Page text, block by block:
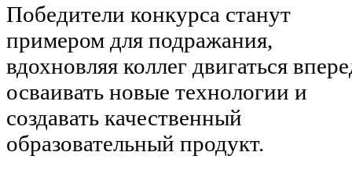
Победители конкурса станут
примером для подражания,
вдохновляя коллег двигаться
осваивать новые технологии и
создавать качественный
образовательный продукт.